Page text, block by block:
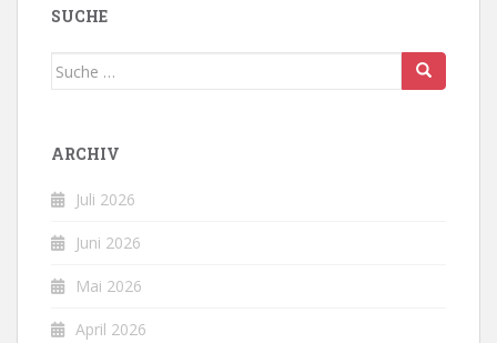
SUCHE
Suche
ARCHIV
Juli 2026
Juni 2026
Mai 2026
April 2026